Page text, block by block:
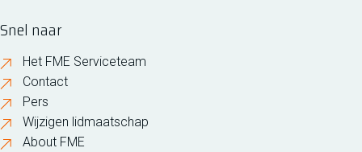
Snel naar
Het FME Serviceteam
Contact
Pers
Wijzigen lidmaatschap
About FME